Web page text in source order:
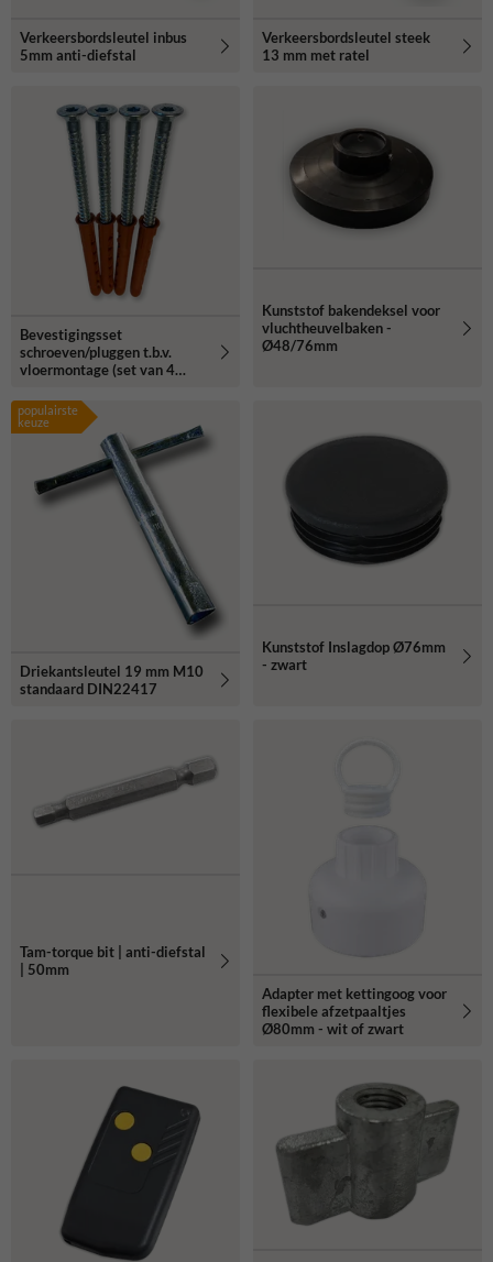
Verkeersbordsleutel inbus
5mm anti-diefstal
Verkeersbordsleutel steek
13 mm met ratel
Bevestigingsset
schroeven/pluggen t.b.v.
vloermontage (set van 4
Kunststof bakendeksel voor
vluchtheuvelbaken -
Ø48/76mm
populairste
keuze
Driekantsleutel 19 mm M10
standaard DIN22417
Kunststof Inslagdop Ø76mm
- zwart
Tam-torque bit | anti-diefstal
| 50mm
Adapter met kettingoog voor
flexibele afzetpaaltjes
Ø80mm - wit of zwart